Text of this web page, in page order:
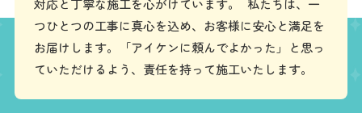
対応と丁寧な施工を心がけています。 私たちは、一
つひとつの工事に真心を込め、お客様に安心と満足を
お届けします。「アイケンに頼んでよかった」と思っ
ていただけるよう、責任を持って施工いたします。